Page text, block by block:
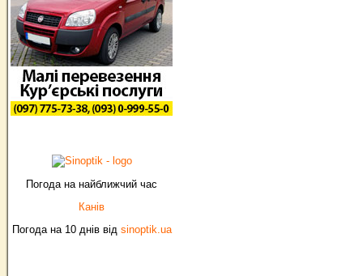
Погода на найближчий час
Канів
Погода на 10 днів від sinoptik.ua